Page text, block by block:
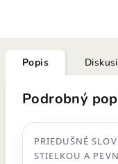
Popis
Podrobný
PRIEDUŠNÉ
STIELKOU A